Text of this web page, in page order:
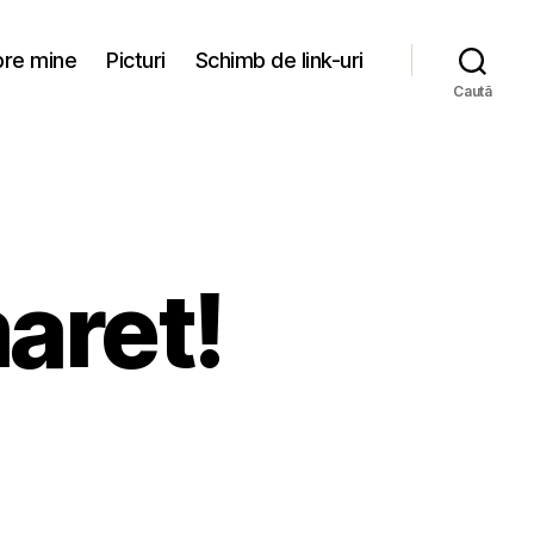
mine Picturi Schimb de link-uri
Caută